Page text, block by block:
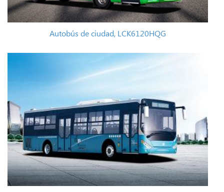
Autobús de ciudad, LCK6120HQG